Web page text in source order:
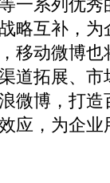
一系列优
略互补，
移动微博
道拓展、
微博，打
应，为企